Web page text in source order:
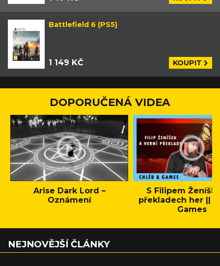
Battlefield 6 (PS5)
1 149 KČ KOUPIT
DOPORUČENÁ VIDEA
Arise Dark Lord –
Oznámení
S Filipem
překladech her ||
Games
NEJNOVĚJŠÍ ČLÁNKY